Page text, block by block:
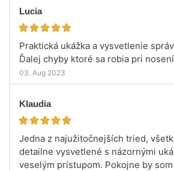
Lucia
Praktická ukážka a vysvetlenie
Ďalej chyby ktoré sa robia pri nosení
03. Aug 2023
Klaudia
Jedna z najužitočnejších tried,
detailne vysvetlené s názornými
veselým prístupom. Pokojne by